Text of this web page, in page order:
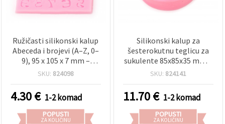
Ružičasti silikonski kalup
Abeceda i brojevi (A–Z, 0–
9), 95 x 105 x 7 mm –
fleksibilan neprijanjajući
čokoladu, ukrašavanje
torti i uradi-sam izradu
bombona
SKU: 824098
4.30€ 1-2 komad
POPUSTI
ZA KOLIČINU
Silikonski kalup za
šesterokutnu teglicu za
sukulente 85x85x35 mm –
geometrijska posudica za
betona, epoksidne smole
i jesmonita
SKU: 824141
11.70€ 1-2 komad
POPUSTI
ZA KOLIČINU